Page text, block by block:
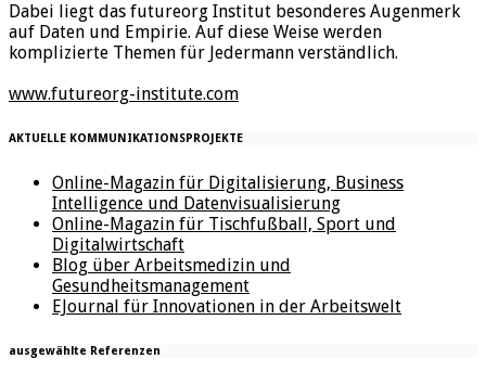
Dabei liegt das futureorg Institut besonderes Augenmerk
auf Daten und Empirie. Auf diese Weise werden
komplizierte Themen für Jedermann verständlich.
www.futureorg-institute.com
AKTUELLE KOMMUNIKATIONSPROJEKTE
Online-Magazin für Digitalisierung, Business
Intelligence und Datenvisualisierung
Online-Magazin für Tischfußball, Sport und
Digitalwirtschaft
Blog über Arbeitsmedizin und
Gesundheitsmanagement
EJournal für Innovationen in der Arbeitswelt
ausgewählte Referenzen